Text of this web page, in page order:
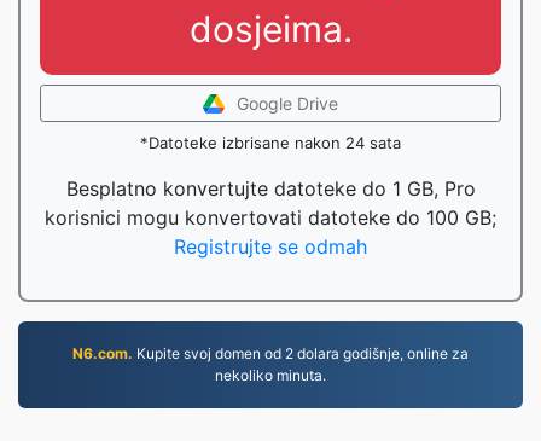
dosjeima.
Google Drive
*Datoteke izbrisane nakon 24 sata
Besplatno konvertujte datoteke do 1 GB, Pro
korisnici mogu konvertovati datoteke do 100 GB;
Registrujte se odmah
N6.com. Kupite svoj domen od 2 dolara godišnje, online za
nekoliko minuta.